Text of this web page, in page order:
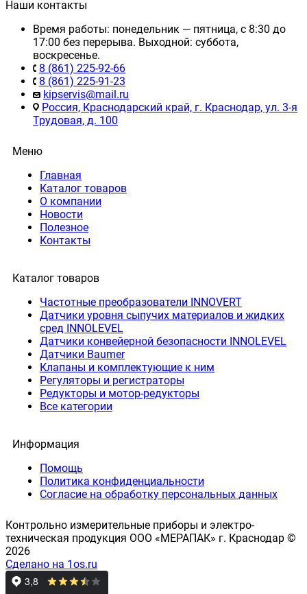
Наши контакты
Время работы: понедельник — пятница, с 8:30 до
17:00 без перерыва. Выходной: суббота,
воскресенье.
8 (861) 225-92-66
8 (861) 225-91-23
kipservis@mail.ru
Россия, Краснодарский край, г. Краснодар, ул. 3-я
Трудовая, д. 100
Меню
Главная
Каталог товаров
О компании
Новости
Полезное
Контакты
Каталог товаров
Частотные преобразователи INNOVERT
Датчики уровня сыпучих материалов и жидких
сред INNOLEVEL
Датчики конвейерной безопасности INNOLEVEL
Датчики Baumer
Клапаны и комплектующие к ним
Регуляторы и регистраторы
Редукторы и мотор-редукторы
Все категории
Информация
Помощь
Политика конфиденциальности
Согласие на обработку персональных данных
Контрольно измерительные приборы и электро-
техническая продукция ООО «МЕРАПАК» г. Краснодар ©
2026
Сделано на 1os.ru